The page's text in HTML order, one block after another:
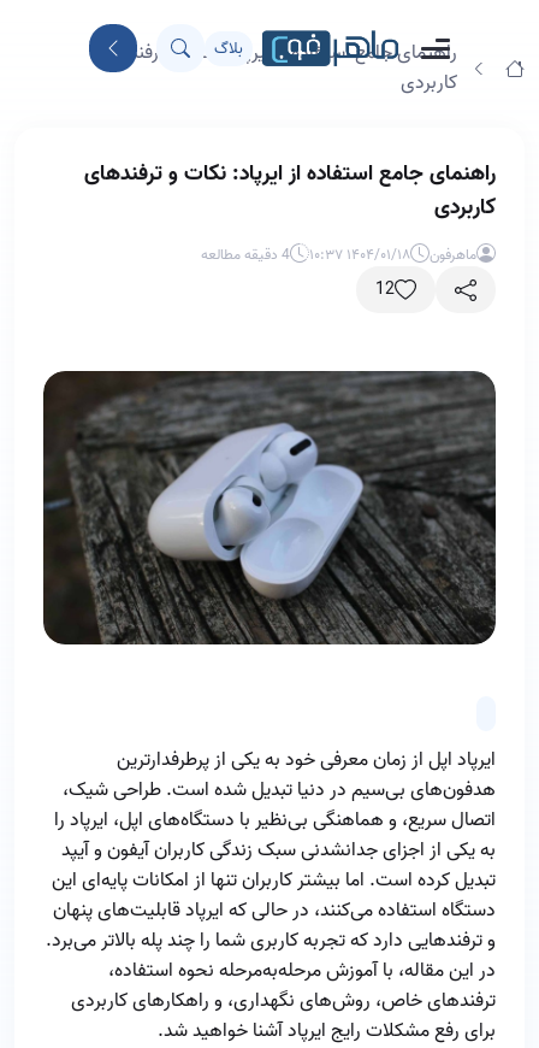
بلاگ
راهنمای جامع استفاده از ایرپاد: نکات و ترفندهای
کاربردی
راهنمای جامع استفاده از ایرپاد: نکات و ترفندهای
کاربردی
ماهرفون ۱۴۰۴/۰۱/۱۸ ۱۰:۳۷ 4 دقیقه مطالعه
12
ایرپاد اپل از زمان معرفی خود به یکی از پرطرفدارترین
هدفون‌های بی‌سیم در دنیا تبدیل شده است. طراحی شیک،
اتصال سریع، و هماهنگی بی‌نظیر با دستگاه‌های اپل، ایرپاد را
به یکی از اجزای جدانشدنی سبک زندگی کاربران آیفون و آیپد
تبدیل کرده است. اما بیشتر کاربران تنها از امکانات پایه‌ای این
دستگاه استفاده می‌کنند، در حالی که ایرپاد قابلیت‌های پنهان
و ترفندهایی دارد که تجربه کاربری شما را چند پله بالاتر می‌برد.
در این مقاله، با آموزش مرحله‌به‌مرحله نحوه استفاده،
ترفندهای خاص، روش‌های نگهداری، و راهکارهای کاربردی
برای رفع مشکلات رایج ایرپاد آشنا خواهید شد.